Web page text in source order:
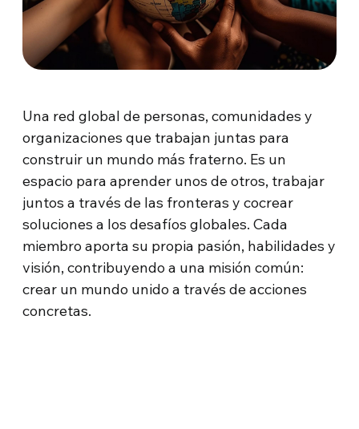
Una red global de personas, comunidades y
organizaciones que trabajan juntas para
construir un mundo más fraterno. Es un
espacio para aprender unos de otros, trabajar
juntos a través de las fronteras y cocrear
soluciones a los desafíos globales. Cada
miembro aporta su propia pasión, habilidades y
visión, contribuyendo a una misión común:
crear un mundo unido a través de acciones
concretas.